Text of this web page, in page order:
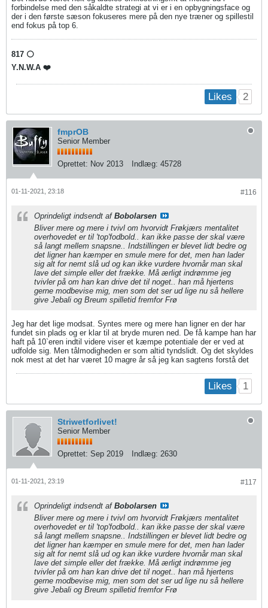
forbindelse med den såkaldte strategi at vi er i en opbygningsface og
der i den første sæson fokuseres mere på den nye træner og spillestil
end fokus på top 6.
817 ⚪️
Y.N.W.A ❤️
Likes 2
fmprOB
Senior Member
Oprettet: Nov 2013 Indlæg: 45728
#116
01-11-2021, 23:18
Oprindeligt indsendt af Bobolarsen
Bliver mere og mere i tvivl om hvorvidt Frøkjærs mentalitet
overhovedet er til 'top'fodbold.. kan ikke passe der skal være
så langt mellem snapsne.. Indstillingen er blevet lidt bedre og
det ligner han kæmper en smule mere for det, men han lader
sig alt for nemt slå ud og kan ikke vurdere hvornår man skal
lave det simple eller det frække. Må ærligt indrømme jeg
tvivler på om han kan drive det til noget.. han må hjertens
gerne modbevise mig, men som det ser ud lige nu så hellere
give Jebali og Breum spilletid fremfor Frø
Jeg har det lige modsat. Syntes mere og mere han ligner en der har
fundet sin plads og er klar til at bryde muren ned. De få kampe han har
haft på 10`eren indtil videre viser et kæmpe potentiale der er ved at
udfolde sig. Men tålmodigheden er som altid tyndslidt. Og det skyldes
nok mest at det har været 10 magre år så jeg kan sagtens forstå det
Likes 1
Striwetforlivet!
Senior Member
Oprettet: Sep 2019 Indlæg: 2630
#117
01-11-2021, 23:19
Oprindeligt indsendt af Bobolarsen
Bliver mere og mere i tvivl om hvorvidt Frøkjærs mentalitet
overhovedet er til 'top'fodbold.. kan ikke passe der skal være
så langt mellem snapsne.. Indstillingen er blevet lidt bedre og
det ligner han kæmper en smule mere for det, men han lader
sig alt for nemt slå ud og kan ikke vurdere hvornår man skal
lave det simple eller det frække. Må ærligt indrømme jeg
tvivler på om han kan drive det til noget.. han må hjertens
gerne modbevise mig, men som det ser ud lige nu så hellere
give Jebali og Breum spilletid fremfor Frø